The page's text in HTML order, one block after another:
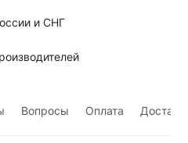
и СНГ
Вопросы Оплата